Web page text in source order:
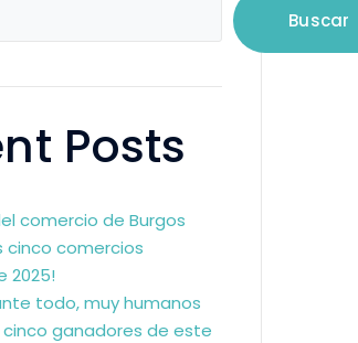
Buscar
Posts
comercio de Burgos
cinco comercios
2025!
todo, muy humanos
cinco ganadores de este